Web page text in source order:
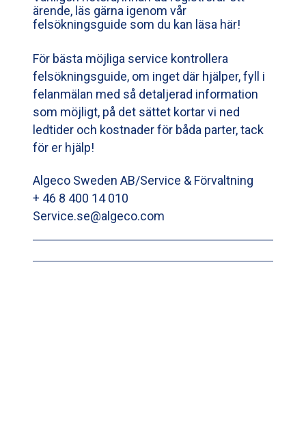
ärende, läs gärna igenom vår
felsökningsguide som du kan läsa här!
För bästa möjliga service kontrollera
felsökningsguide, om inget där hjälper, fyll i
felanmälan med så detaljerad information
som möjligt, på det sättet kortar vi ned
ledtider och kostnader för båda parter, tack
för er hjälp!​
​Algeco Sweden AB/Service & Förvaltning​
+ 46 8 400 14 010​
Service.se@algeco.com